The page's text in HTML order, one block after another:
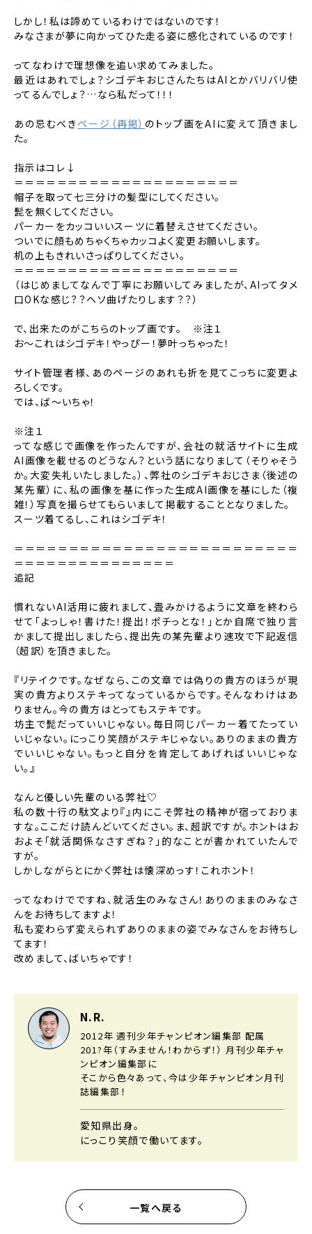
しかし！私は諦めているわけではないのです！
みなさまが夢に向かってひた走る姿に感化されているのです！
ってなわけで理想像を追い求めてみました。
最近はあれでしょ？シゴデキおじさんたちはAIとかバリバリ使
ってるんでしょ？…なら私だって！！！
あの忌むべきページ（再掲） のトップ画をAIに変えて頂きまし
た。
指示はコレ↓
＝＝＝＝＝＝＝＝＝＝＝＝＝＝＝＝＝＝＝＝＝
帽子を取って七三分けの髪型にしてください。
髭を無くしてください。
パーカーをカッコいいスーツに着替えさせてください。
ついでに顔もめちゃくちゃカッコよく変更お願いします。
机の上もきれいさっぱりしてください。
＝＝＝＝＝＝＝＝＝＝＝＝＝＝＝＝＝＝＝＝＝
（はじめましてなんで丁寧にお願いしてみましたが、AIってタメ
口OKな感じ？？ヘソ曲げたりします？？）
で、出来たのがこちらのトップ画です。 ※注１
お～これはシゴデキ！やっぴー！夢叶っちゃった！
サイト管理者様、あのページのあれも折を見てこっちに変更よ
ろしくです。
では、ば～いちゃ！
※注１
ってな感じで画像を作ったんですが、会社の就活サイトに生成
AI画像を載せるのどうなん？という話になりまして （そりゃそう
か。大変失礼いたしました。）、弊社のシゴデキおじさま（後述の
某先輩）に、私の画像を基に作った生成AI画像を基にした（複
雑！） 写真を撮らせてもらいまして掲載することとなりました。
スーツ着てるし、これはシゴデキ！
＝＝＝＝＝＝＝＝＝＝＝＝＝＝＝＝＝＝＝＝＝＝＝＝＝＝
＝＝＝＝＝＝＝＝＝＝＝＝＝＝＝
追記
慣れないAI活用に疲れまして、畳みかけるように文章を終わら
せて「よっしゃ！書けた！提出！ポチっとな！」とか 自席で独り言
かまして提出しましたら、提出先の某先輩より速攻で下記返信
（超訳）を頂きました。
『リテイクです。なぜなら、この文章では偽りの貴方のほうが現
実の貴方よりステキってなっているからです。 そんなわけはあ
りません。今の貴方はとってもステキです。
坊主で髭だっていいじゃない。毎日同じパーカー着てたってい
いじゃない。にっこり笑顔がステキじゃない。 ありのままの貴方
でいいじゃない。もっと自分を肯定してあげればいいじゃな
い。』
なんと優しい先輩のいる弊社♡
私の数十行の駄文より『』内にこそ弊社の精神が宿っておりま
すな。ここだけ読んどいてください。 ま、超訳ですが。ホントはお
およそ「就活関係なさすぎね？」的なことが書かれていたんで
すが。
しかしながらとにかく弊社は懐深めっす！これホント！
ってなわけでですね、就活生のみなさん！ありのままのみなさ
んをお待ちしてますよ！
私も変わらず変えられずありのままの姿でみなさんをお待ちし
てます！
改めまして、ばいちゃです！
N.R.
2012年 週刊少年チャンピオン編集部 配属
201?年（すみません！わからず！） 月刊少年チャ
ンピオン編集部に
そこから色々あって、今は少年チャンピオン月刊
誌編集部！
愛知県出身。
にっこり笑顔で働いてます。
一覧へ戻る